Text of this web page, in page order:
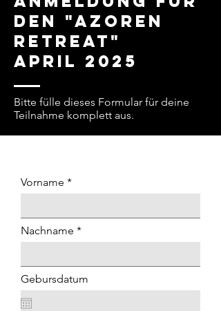
den "Azoren
Retreat"
April 2025
Bitte fülle dieses Formular für deine
Teilnahme komplett aus.
Vorname
Nachname
Gebursdatum